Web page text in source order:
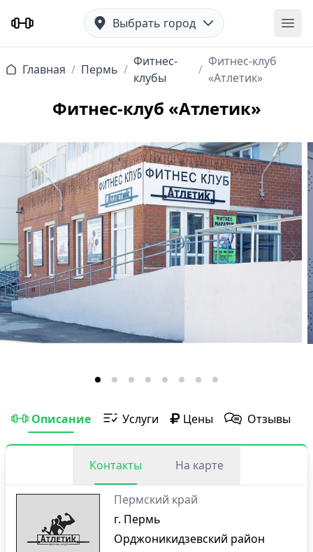
Выбрать город
Главная / Пермь /
Фитнес-
клубы
/
Фитнес-клуб
«Атлетик»
Фитнес-клуб «Атлетик»
Описание Услуги Цены Отзывы
Контакты На карте
Пермский край
г. Пермь
Орджоникидзевский район